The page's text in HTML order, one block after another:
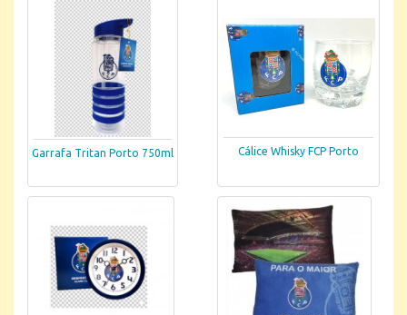
Garrafa Tritan Porto 750ml Cálice Whisky FCP Porto